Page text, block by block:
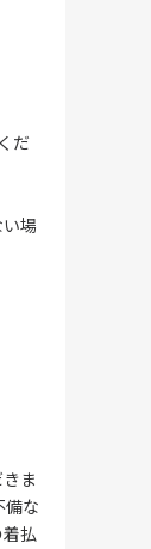
だ
場
ま
備な
払